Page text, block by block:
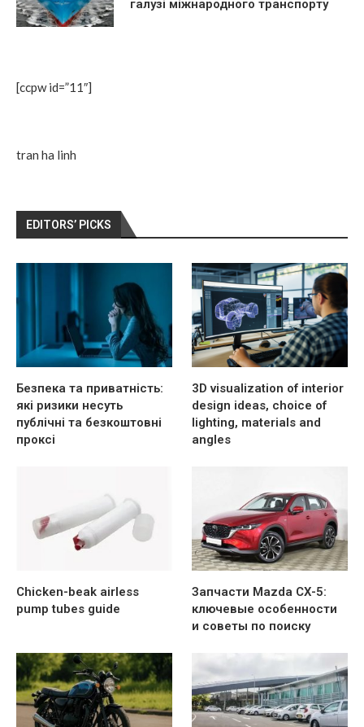
[ccpw id=”11″]
tran ha linh
EDITORS’ PICKS
Безпека та приватність:
які ризики несуть
публічні та безкоштовні
проксі
3D visualization of interior
design ideas, choice of
lighting, materials and
angles
Chicken-beak airless
pump tubes guide
Запчасти Mazda CX-5:
ключевые особенности
и советы по поиску
галузі міжнародного транспорту